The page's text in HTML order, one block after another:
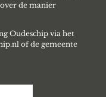
de manier
Oudeschip via het
of de gemeente